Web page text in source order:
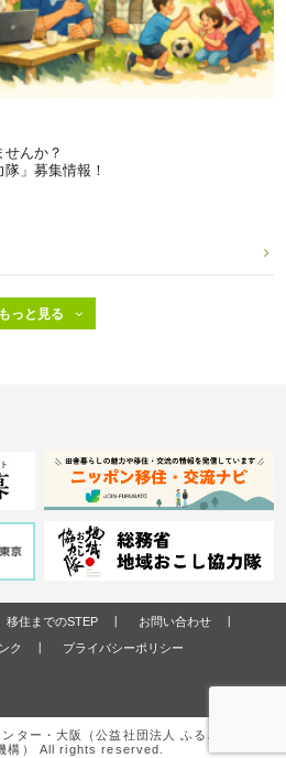
せんか？
」募集情報！
移住までのSTEP
お問い合わせ
ク プライバシーポリシー
ター・大阪（公益社団法人 ふるさと回帰・
構） All rights reserved.